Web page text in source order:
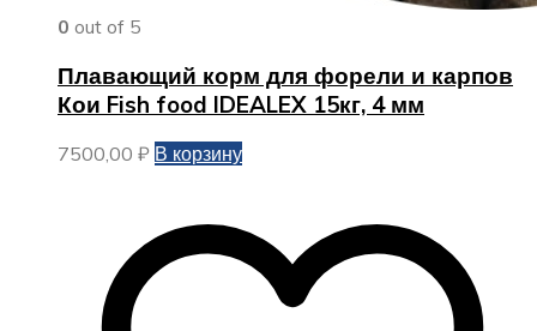
0 out of 5
Плавающий корм для форели и карпов
Кои Fish food IDEALEX 15кг, 4 мм
7500,00 ₽ В корзину